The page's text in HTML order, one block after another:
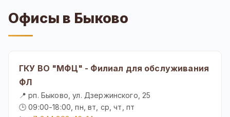
Офисы в Быково
ГКУ ВО "МФЦ" - Филиал для обслуживания
ФЛ
📍 рп. Быково, ул. Дзержинского, 25
🕒 09:00-18:00, пн, вт, ср, чт, пт